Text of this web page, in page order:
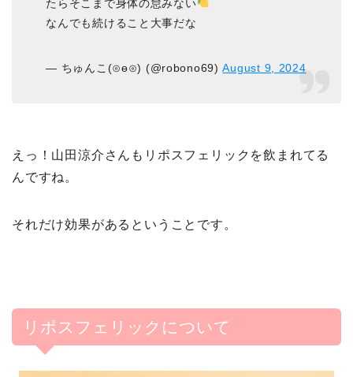
たらそこまで身体の怠みない
なんでも続けること大事だな
— ちゅんこ(⊙ө⊙) (@robono69)August 9, 2024
えっ！山田涼介さんもリポスフェリックを飲まれてる
んですね。
それだけ効果があるということです。
リポスフェリックについて